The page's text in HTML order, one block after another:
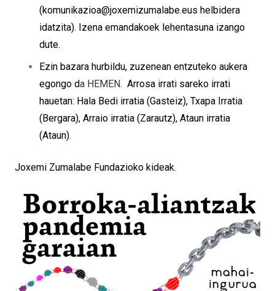
(komunikazioa@joxemizumalabe.eus helbidera
idatzita). Izena emandakoek lehentasuna izango
dute.
Ezin bazara hurbildu, zuzenean entzuteko aukera
egongo da HEMEN. Arrosa irrati sareko irrati
hauetan: Hala Bedi irratia (Gasteiz), Txapa Irratia
(Bergara), Arraio irratia (Zarautz), Ataun irratia
(Ataun).
Joxemi Zumalabe Fundazioko kideak.